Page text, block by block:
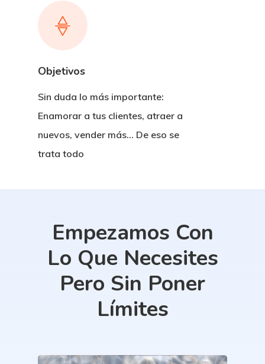
Objetivos
Sin duda lo más importante:
Enamorar a tus clientes, atraer a
nuevos, vender más... De eso se
trata todo
Empezamos Con
Lo Que Necesites
Pero Sin Poner
Límites